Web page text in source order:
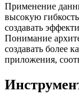
Применение
высокую
создавать
Понимание
создавать более
приложения,